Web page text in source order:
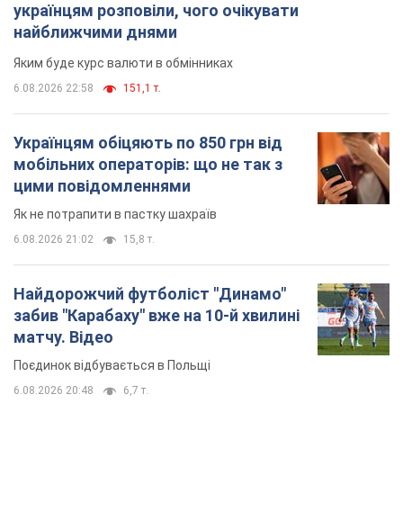
українцям розповіли, чого очікувати
найближчими днями
Яким буде курс валюти в обмінниках
6.08.2026 22:58 151,1 т.
Українцям обіцяють по 850 грн від
мобільних операторів: що не так з
цими повідомленнями
Як не потрапити в пастку шахраїв
6.08.2026 21:02 15,8 т.
Найдорожчий футболіст "Динамо"
забив "Карабаху" вже на 10-й хвилині
матчу. Відео
Поєдинок відбувається в Польщі
6.08.2026 20:48 6,7 т.